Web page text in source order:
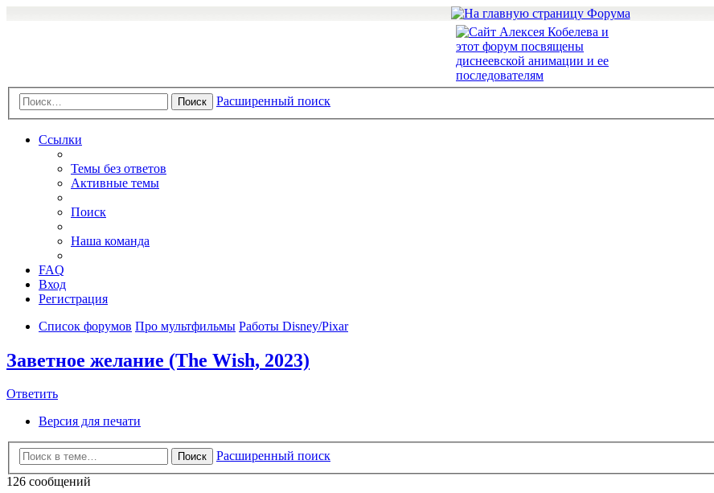
Поиск Расширенный поиск
Ссылки
Темы без ответов
Активные темы
Поиск
Наша команда
FAQ
Вход
Регистрация
Список форумов Про мультфильмы Работы Disney/Pixar
Заветное желание (The Wish, 2023)
Ответить
Версия для печати
Поиск
Расширенный поиск
126 сообщений